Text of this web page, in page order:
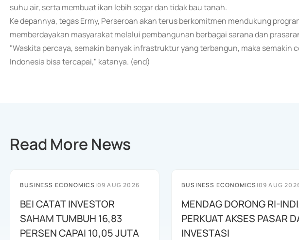
suhu air, serta membuat ikan lebih segar dan tidak bau tanah.
Ke depannya, tegas Ermy, Perseroan akan terus berkomitmen mendukung
memberdayakan masyarakat melalui pembangunan berbagai sarana dan
"Waskita percaya, semakin banyak infrastruktur yang terbangun, maka semakin
Indonesia bisa tercapai," katanya. (end)
Read More News
BUSINESS ECONOMICS|09 AUG 2026
BEI CATAT INVESTOR
SAHAM TUMBUH 16,83
PERSEN CAPAI 10,05 JUTA
BUSINESS ECONOMICS|09 AUG
MENDAG DORONG RI-
PERKUAT AKSES PASAR
INVESTASI